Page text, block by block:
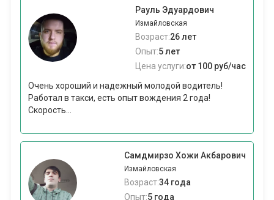
Рауль Эдуардович
Измайловская
Возраст:26 лет
Опыт:5 лет
Цена услуги:от 100 руб/час
Очень хороший и надежный молодой водитель!
Работал в такси, есть опыт вождения 2 года!
Скорость...
Самдмирзо Хожи Акбарович
Измайловская
Возраст:34 года
Опыт:5 года